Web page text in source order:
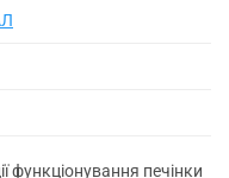
функціонування печінки